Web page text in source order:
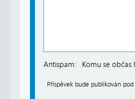
Antispam: Komu se občas
Příspěvek bude publikován